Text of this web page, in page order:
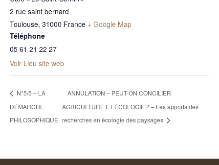
2 rue saint bernard
Toulouse, 31000 France + Google Map
Téléphone
05 61 21 22 27
Voir Lieu site web
N°5/5 – LA
DÉMARCHE
PHILOSOPHIQUE
ANNULATION – PEUT-ON CONCILIER
AGRICULTURE ET ÉCOLOGIE ? – Les apports des
recherches en écologie des paysages